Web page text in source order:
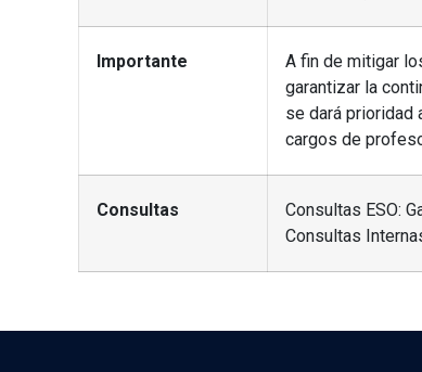
Importante
A fin de mitigar
garantizar la
se dará prioridad
cargos de
Consultas
Consultas ESO:
Consultas